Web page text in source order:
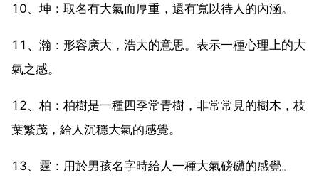
10、坤：取名有大氣而厚重，還有寬以待人的內涵。
11、瀚：形容廣大，浩大的意思。表示一種心理上的大
氣之感。
12、柏：柏樹是一種四季常青樹，非常常見的樹木，枝
葉繁茂，給人沉穩大氣的感覺。
13、霆：用於男孩名字時給人一種大氣磅礴的感覺。